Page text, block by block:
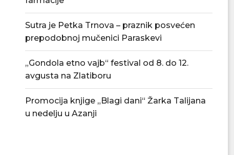
Sutra je Petka Trnova – praznik posvećen
prepodobnoj mučenici Paraskevi
„Gondola etno vajb“ festival od 8. do 12.
avgusta na Zlatiboru
Promocija knjige „Blagi dani“ Žarka Talijana
u nedelju u Azanji